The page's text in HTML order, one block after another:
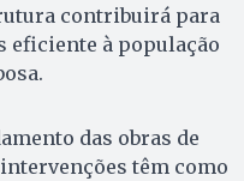
contribuirá para
eficiente à população
das obras de
têm como